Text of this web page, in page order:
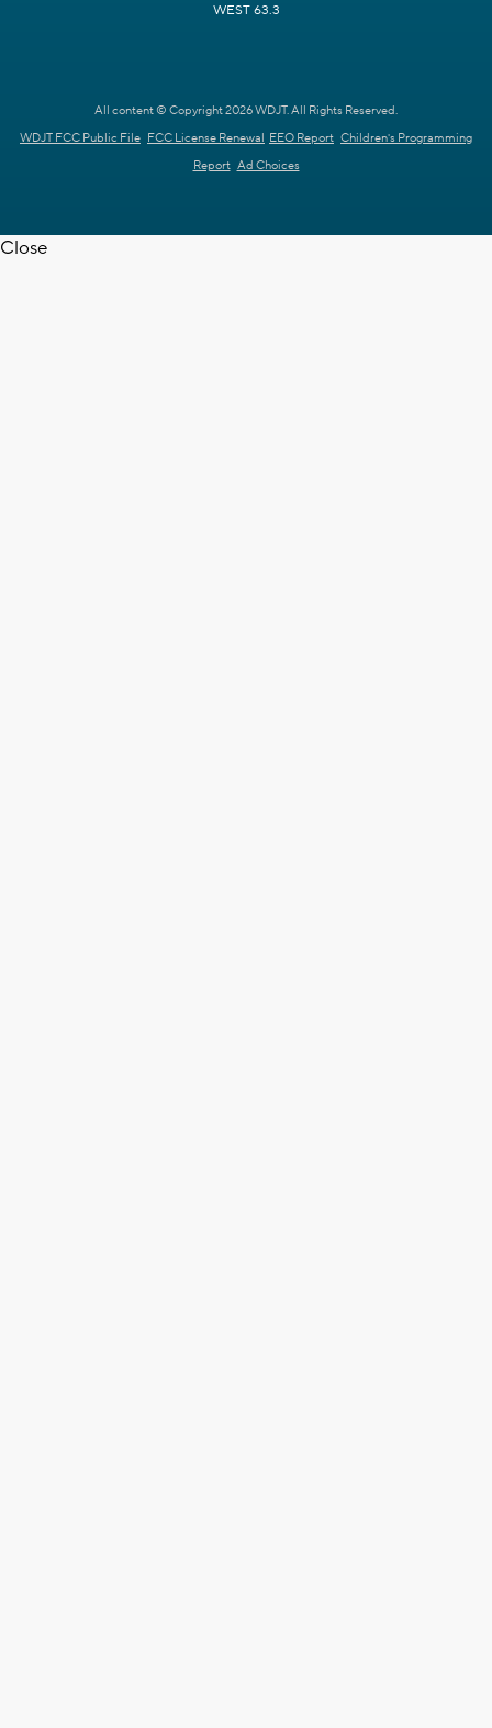
WEST 63.3
All content © Copyright 2026 WDJT. All Rights Reserved.
WDJT FCC Public File FCC License Renewal EEO Report Children's Programming
Report Ad Choices
Close